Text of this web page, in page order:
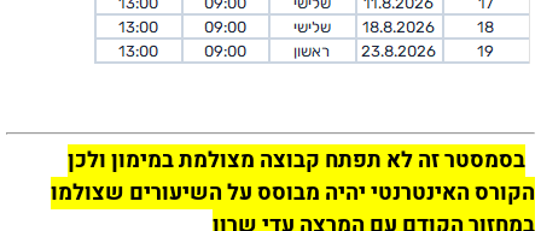
בסמסטר זה לא תפתח קבוצה מצולמת במימון ולכן
הקורס האינטרנטי יהיה מבוסס על השיעורים שצולמו